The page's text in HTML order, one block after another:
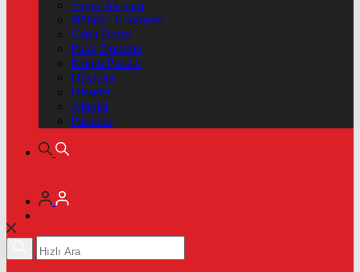
Yayın Akışları
Nöbetçi Eczaneler
Canlı Borsa
Puan Durumu
Kripto Paralar
Dövizler
Hisseler
Altınlar
Pariteler